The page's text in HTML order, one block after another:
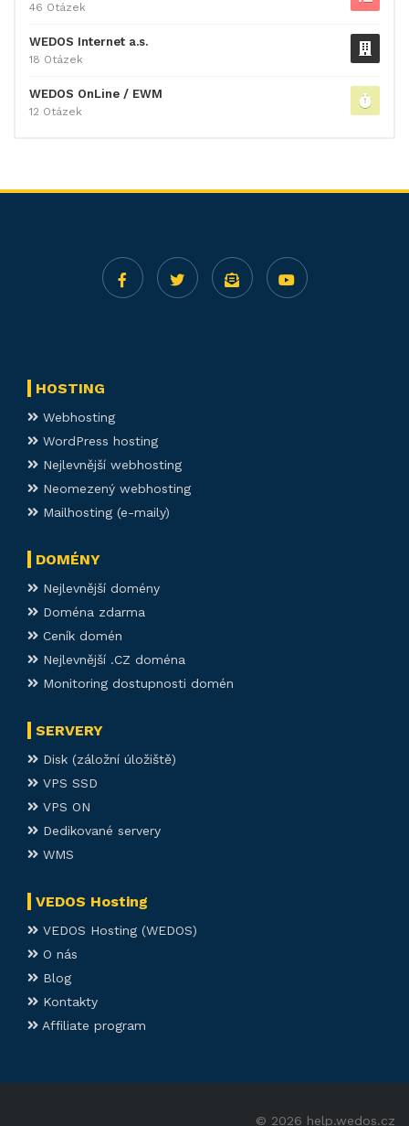
46 Otázek
WEDOS Internet a.s.
18 Otázek
WEDOS OnLine / EWM
12 Otázek
HOSTING
Webhosting
WordPress hosting
Nejlevnější webhosting
Neomezený webhosting
Mailhosting (e-maily)
DOMÉNY
Nejlevnější domény
Doména zdarma
Ceník domén
Nejlevnější .CZ doména
Monitoring dostupnosti domén
SERVERY
Disk (záložní úložiště)
VPS SSD
VPS ON
Dedikované servery
WMS
VEDOS Hosting
VEDOS Hosting (WEDOS)
O nás
Blog
Kontakty
Affiliate program
© 2026 help.wedos.cz